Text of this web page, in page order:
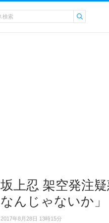
坂上忍 架空発注
なんじゃないか」
2017年8月28日 13時15分